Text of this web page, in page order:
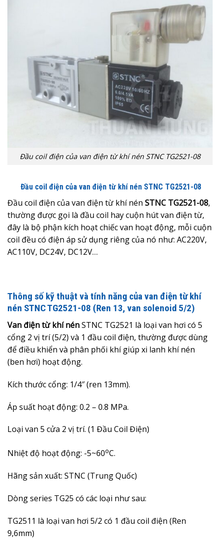
Đầu coil điện của van điện từ khí nén STNC TG2521-08
Đầu coil điện của van điện từ khí nén STNC TG2521-08
Đầu coil điện của van điện từ khí nén STNC TG2521-08,
thường được gọi là đầu coil hay cuộn hút van điện từ,
đây là bộ phận kích hoạt chiếc van hoạt động, mỗi cuộn
coil đều có điện áp sử dụng riêng của nó như: AC220V,
AC110V, DC24V, DC12V…
Thông số kỹ thuật và tính năng của van điện từ khí
nén STNC TG2521-08 (Ren 13, van solenoid 5/2)
Van điện từ khí nénSTNC TG2521 là loại van hơi có 5
cổng 2 vị trí (5/2) và 1 đầu coil điện, thường được dùng
để điều khiển và phân phối khí giúp xi lanh khí nén
(ben hơi) hoạt động.
Kích thước cổng: 1/4″ (ren 13mm).
Áp suất hoạt động: 0.2 – 0.8 MPa.
Loại van 5 cửa 2 vị trí. (1 Đầu Coil Điện)
Nhiệt độ hoạt động: -5~60oC.
Hãng sản xuất: STNC (Trung Quốc)
Dòng series TG25 có các loại như sau:
TG2511 là loại van hơi 5/2 có 1 đầu coil điện (Ren
9,6mm)